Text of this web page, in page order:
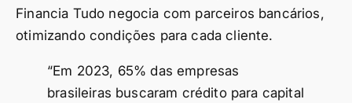
Financia Tudo negocia com parceiros bancários,
otimizando condições para cada cliente.
“Em 2023, 65% das empresas
brasileiras buscaram crédito para capital